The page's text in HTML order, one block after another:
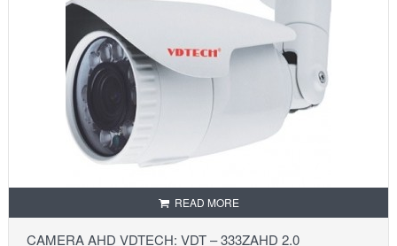
READ MORE
CAMERA AHD VDTECH: VDT – 333ZAHD 2.0